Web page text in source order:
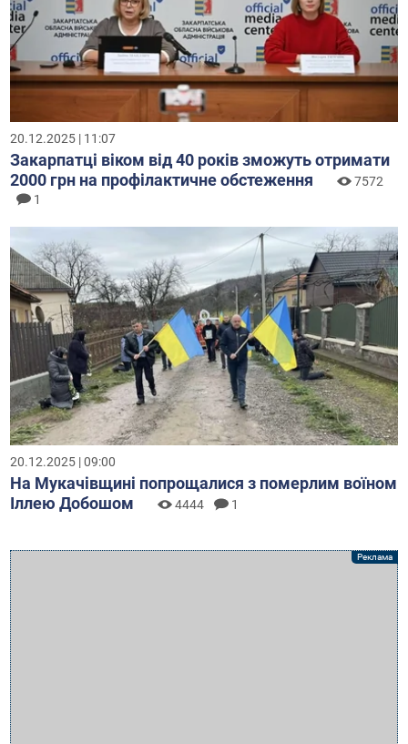
20.12.2025 | 11:07
Закарпатці віком від 40 років зможуть отримати
2000 грн на профілактичне обстеження
7572
1
20.12.2025 | 09:00
На Мукачівщині попрощалися з померлим воїном
Іллею Добошом
4444 1